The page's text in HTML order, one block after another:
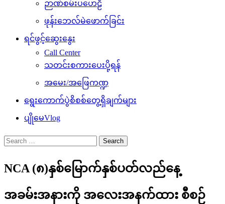
ဉာဏ်စမ်းပဟေဠိ
ဖုန်းဘေလ်မဲဖောက်ခြင်း
ရင်ဖွင့်ဆွေးနွေး
Call Center
သတင်းစကားပေးပို့ရန်
အမေး/အဖြေကဏ္ဍ
ရွေးကောက်ပွဲစိစစ်တွေ့ရှိချက်များ
ပျိုမေVlog
Search
for:
NCA (၈)နှစ်မြောက်နှစ်ပတ်လည်နေ့
အခမ်းအနားကို အလေးအနက်ထား စီစဉ်